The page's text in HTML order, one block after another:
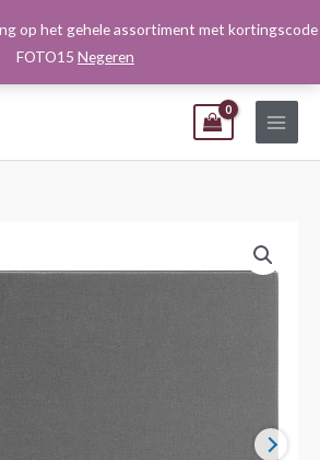
op het gehele assortiment met kortingscode
FOTO15 Negeren